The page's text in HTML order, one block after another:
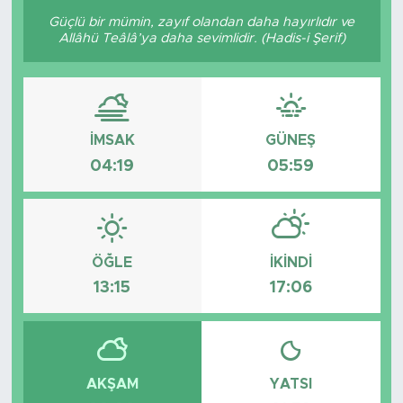
Güçlü bir mümin, zayıf olandan daha hayırlıdır ve
Allâhü Teâlâ’ya daha sevimlidir. (Hadis-i Şerif)
İMSAK
04:19
GÜNEŞ
05:59
ÖĞLE
13:15
İKINDI
17:06
AKŞAM YATSI